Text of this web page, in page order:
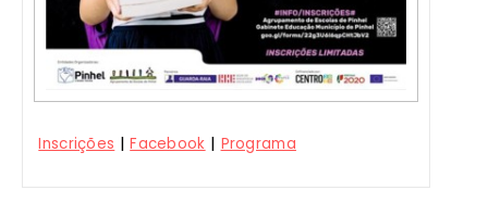
Inscrições |Facebook | Programa